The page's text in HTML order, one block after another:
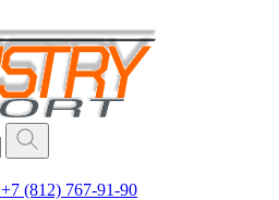
+7 (812) 767-91-90